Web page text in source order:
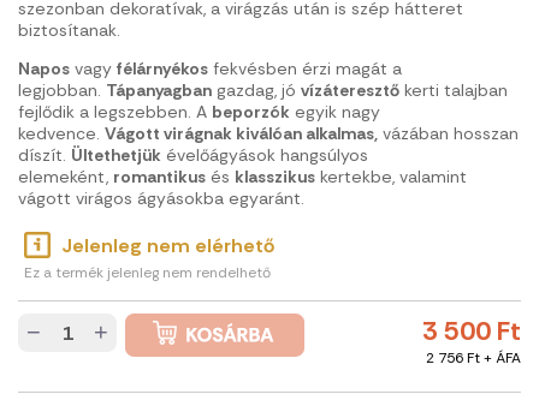
szezonban dekoratívak, a virágzás után is szép hátteret
biztosítanak.
Napos vagy félárnyékos fekvésben érzi magát a
legjobban. Tápanyagban gazdag, jó vízáteresztő kerti talajban
fejlődik a legszebben. A beporzók egyik nagy
kedvence. Vágott virágnak kiválóan alkalmas, vázában hosszan
díszít. Ültethetjük évelőágyások hangsúlyos
elemeként, romantikus és klasszikus kertekbe, valamint
vágott virágos ágyásokba egyaránt.
Jelenleg nem elérhető
Ez a termék jelenleg nem rendelhető
3 500 Ft
2 756 Ft + ÁFA
− +